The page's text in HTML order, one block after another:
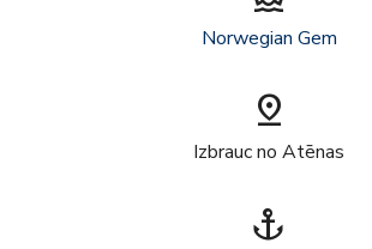
Norwegian Gem
pin_drop
Izbrauc no Atēnas
anchor